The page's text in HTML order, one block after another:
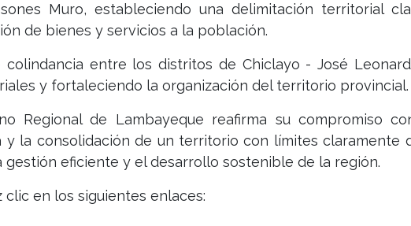
Muro, estableciendo una delimitación territorial
de bienes y servicios a la población.
colindancia entre los distritos de Chiclayo - José
y fortaleciendo la organización del territorio provincial.
Regional de Lambayeque reafirma su compromiso
la consolidación de un territorio con límites claramente
eficiente y el desarrollo sostenible de la región.
en los siguientes enlaces: